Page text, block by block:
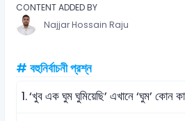
CONTENT ADDED BY
Najjar Hossain Raju
# বহুনির্বাচনী প্রশ্ন
1.‘খুব এক ঘুম ঘুমিয়েছি’ এখানে ‘ঘুম’ কোন